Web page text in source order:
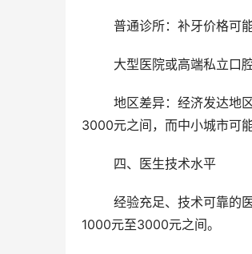
普通诊所：补牙价格可
大型医院或高端私立
3000元之间，而中小城市可能
	四、医生技术水平
1000元至3000元之间。